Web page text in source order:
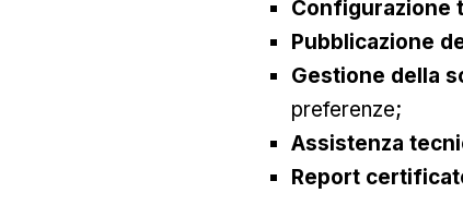
Configurazione
Pubblicazione
Gestione della
preferenze;
Assistenza
Report